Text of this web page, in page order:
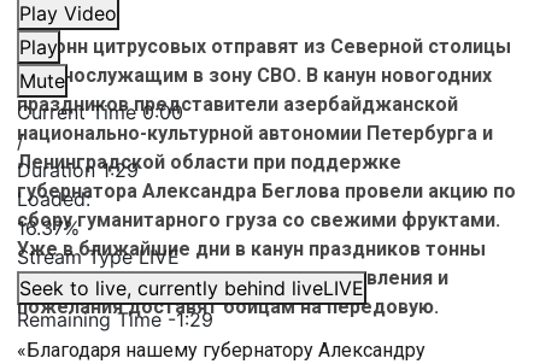
Play Video
Play
Mute
Current Time0:00
/
Duration1:29
Loaded:
16.37%
Stream TypeLIVE
Seek to live, currently behind liveLIVE
Remaining Time -1:29
20 тонн цитрусовых отправят из Северной столицы
военнослужащим в зону СВО. В канун новогодних
праздников представители азербайджанской
национально-культурной автономии Петербурга и
Ленинградской области при поддержке
губернатора Александра Беглова провели акцию по
сбору гуманитарного груза со свежими фруктами.
Уже в ближайшие дни в канун праздников тонны
цитрусовых, а также теплые поздравления и
пожелания доставят бойцам на передовую.
«Благодаря нашему губернатору Александру